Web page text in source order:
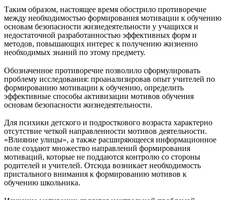
Таким образом, настоящее время обострило противоречие
между необходимостью формирования мотивации к обучению
основам безопасности жизнедеятельности у учащихся и
недостаточной разработанностью эффективных форм и
методов, повышающих интерес к получению жизненно
необходимых знаний по этому предмету.
Обозначенное противоречие позволило сформулировать
проблему исследования: проанализировав опыт учителей по
формированию мотивации к обучению, определить
эффективные способы активизации мотивов обучения
основам безопасности жизнедеятельности.
Для психики детского и подросткового возраста характерно
отсутствие четкой направленности мотивов деятельности.
«Влияние улицы», а также расширяющееся информационное
поле создают множество направлений формирования
мотиваций, которые не поддаются контролю со стороны
родителей и учителей. Отсюда возникает необходимость
пристального внимания к формированию мотивов к
обучению школьника.